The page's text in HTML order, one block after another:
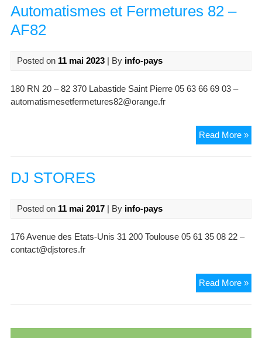
Automatismes et Fermetures 82 –
AF82
Posted on 11 mai 2023| By info-pays
180 RN 20 – 82 370 Labastide Saint Pierre 05 63 66 69 03 –
automatismesetfermetures82@orange.fr
Read More »
et
DJ STORES
Posted on 11 mai 2017| By info-pays
176 Avenue des Etats-Unis 31 200 Toulouse 05 61 35 08 22 –
contact@djstores.fr
Read More »DJ